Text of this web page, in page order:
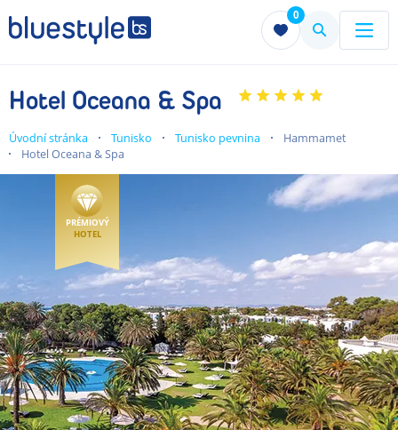
0
Menu Menu
Hotel Oceana & Spa
Úvodní stránka Tunisko Tunisko pevnina
Hammamet
Hotel Oceana & Spa
PRÉMIOVÝ
HOTEL